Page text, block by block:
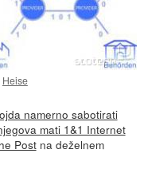
Heise
namerno sabotirati
mati 1&1 Internet
Postna deželnem